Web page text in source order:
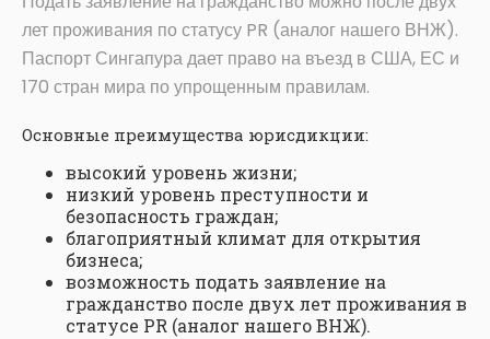
лет проживания по статусу PR (аналог нашего ВНЖ).
Паспорт Сингапура дает право на въезд в США, ЕС и
170 стран мира по упрощенным правилам.
Основные преимущества юрисдикции:
высокий уровень жизни;
низкий уровень преступности и
безопасность граждан;
благоприятный климат для открытия
бизнеса;
возможность подать заявление на
гражданство после двух лет проживания в
статусе PR (аналог нашего ВНЖ).